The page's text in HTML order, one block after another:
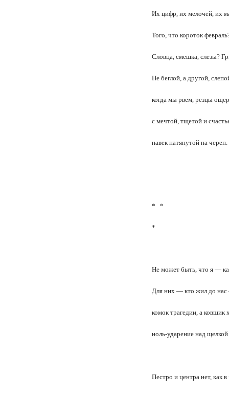
Их цифр, их мелочей, их
Того, что короток
Словца, смешка, слезы?
Не беглой, а другой,
когда мы рвем, резцы
с мечтой, тщетой и
навек натянутой на череп.
* *
*
Не может быть, что я —
Для них — кто жил до
комок трагедии, а
ноль-ударение над
Пестро и центра нет, как